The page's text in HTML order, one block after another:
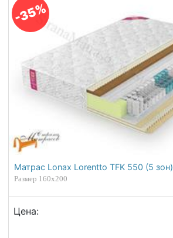
-35%
Матрас Lonax Lorentto TFK 550 (5 зон)
Размер 160х200
Цена: